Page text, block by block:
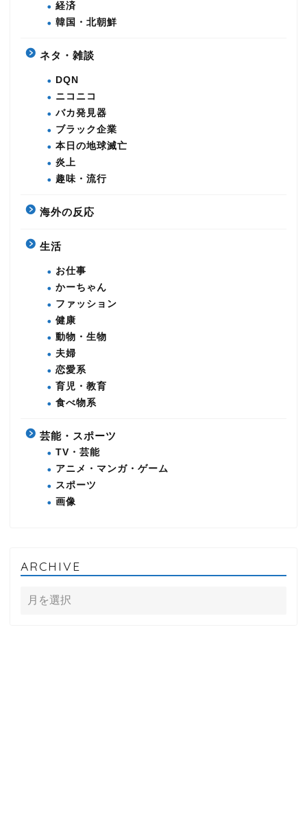
経済
韓国・北朝鮮
ネタ・雑談
DQN
ニコニコ
バカ発見器
ブラック企業
本日の地球滅亡
炎上
趣味・流行
海外の反応
生活
お仕事
かーちゃん
ファッション
健康
動物・生物
夫婦
恋愛系
育児・教育
食べ物系
芸能・スポーツ
TV・芸能
アニメ・マンガ・ゲーム
スポーツ
画像
ARCHIVE